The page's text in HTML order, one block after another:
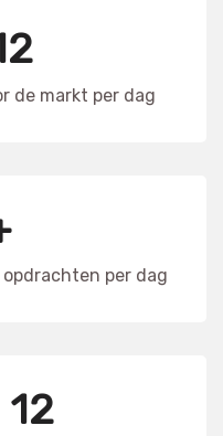
de markt per dag
per dag